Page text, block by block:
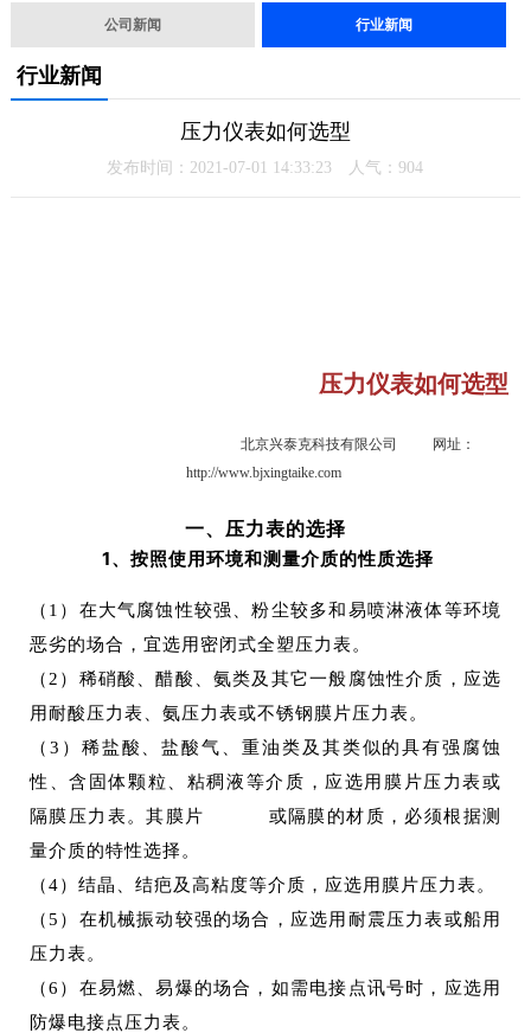
公司新闻 行业新闻
行业新闻
压力仪表如何选型
发布时间：2021-07-01 14:33:23 人气：904
压力仪表如何选型
北京兴泰克科技有限公司 网址：
http://www.bjxingtaike.com
一、压力表的选择
1、 按照使用环境和测量介质的性质选择
（1）在大气腐蚀性较强、粉尘较多和易喷淋液体等环境
恶劣的场合，宜选用密闭式全塑压力表。
（2）稀硝酸、醋酸、氨类及其它一般腐蚀性介质，应选
用耐酸压力表、氨压力表或不锈钢膜片压力表。
（3）稀盐酸、盐酸气、重油类及其类似的具有强腐蚀
性、含固体颗粒、粘稠液等介质，应选用膜片压力表或
隔膜压力表。其膜片 或隔膜的材质，必须根据测
量介质的特性选择。
（4）结晶、结疤及高粘度等介质，应选用膜片压力表。
（5）在机械振动较强的场合，应选用耐震压力表或船用
压力表。
（6）在易燃、易爆的场合，如需电接点讯号时，应选用
防爆电接点压力表。